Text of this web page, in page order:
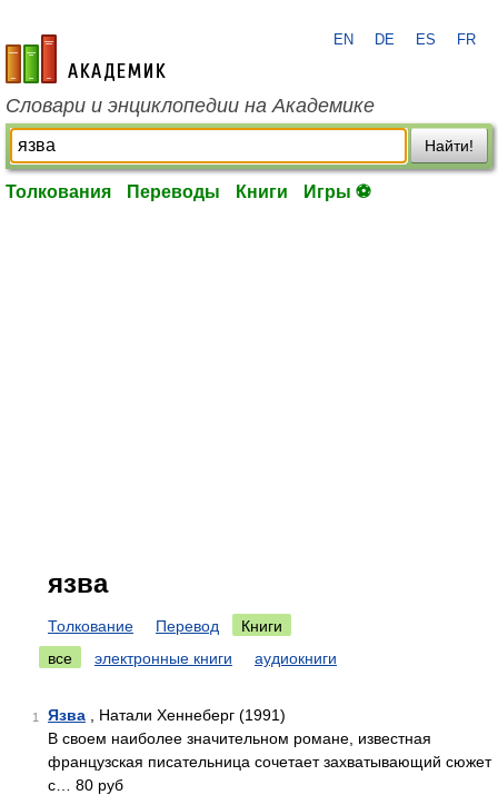
academic.ru
EN DE ES FR
Словари и энциклопедии на Академике
Найти!
Толкования Переводы Книги Игры ⚽
язва
Толкование Перевод
Книги
все
электронные книги аудиокниги
1 Язва , Натали Хеннеберг (1991)
В своем наиболее значительном романе, известная
французская писательница сочетает захватывающий сюжет
с… 80 руб